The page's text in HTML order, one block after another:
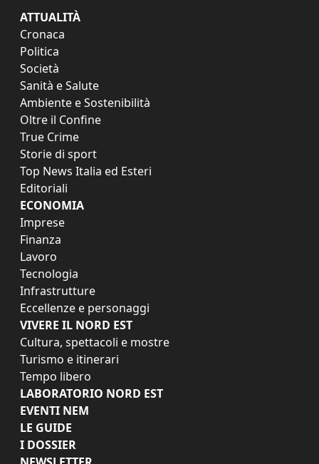
ATTUALITÀ
Cronaca
Politica
Società
Sanità e Salute
Ambiente e Sostenibilità
Oltre il Confine
True Crime
Storie di sport
Top News Italia ed Esteri
Editoriali
ECONOMIA
Imprese
Finanza
Lavoro
Tecnologia
Infrastrutture
Eccellenze e personaggi
VIVERE IL NORD EST
Cultura, spettacoli e mostre
Turismo e itinerari
Tempo libero
LABORATORIO NORD EST
EVENTI NEM
LE GUIDE
I DOSSIER